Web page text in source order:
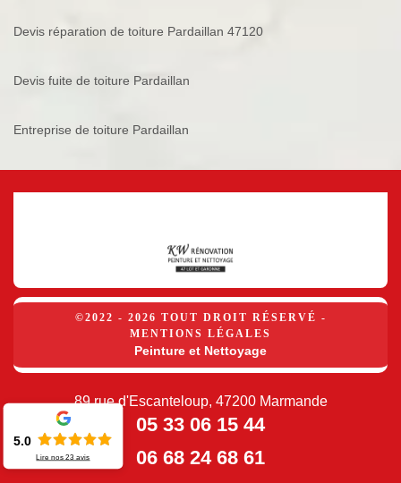
Devis réparation de toiture Pardaillan 47120
Devis fuite de toiture Pardaillan
Entreprise de toiture Pardaillan
©2022 - 2026 TOUT DROIT RÉSERVÉ -
MENTIONS LÉGALES
Peinture et Nettoyage
89 rue d'Escanteloup, 47200 Marmande
05 33 06 15 44
06 68 24 68 61
5.0
Lire nos23 avis